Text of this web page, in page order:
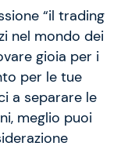
“il trading
nel mondo dei
gioia per i
per le tue
a separare le
meglio puoi